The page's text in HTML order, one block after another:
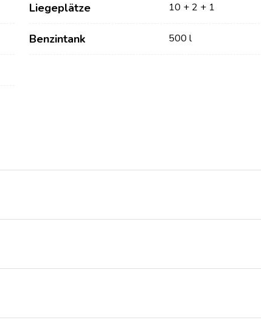
Liegeplätze 10 + 2 + 1
Benzintank 500 l
Yacht-Investition
Segelregion Šibenik
Segelregion Split